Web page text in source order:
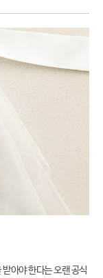
아야 한다는 오랜 공식